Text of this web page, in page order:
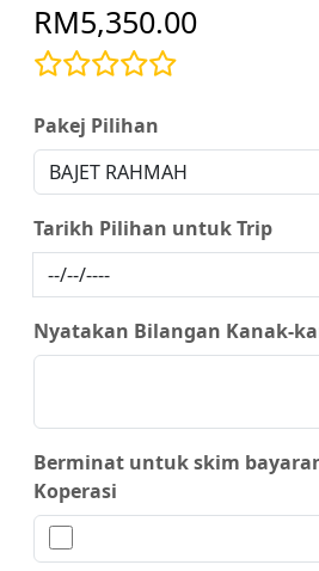
RM5,350.00
Pakej Pilihan
Tarikh Pilihan untuk Trip
Nyatakan Bilangan Kanak-
Berminat untuk skim
Koperasi